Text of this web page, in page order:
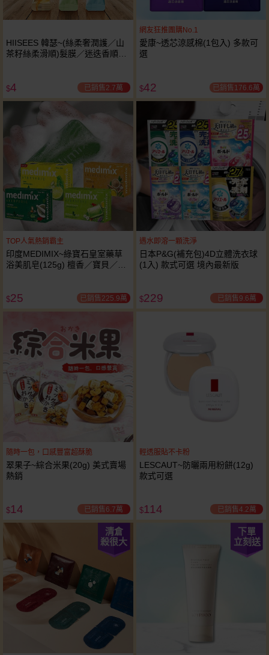
HIISEES 韓瑟~(絲柔奢潤護／山
茶籽絲柔滑順)髮膜／迷迭香順滑
$4 已銷售2.7萬
網友狂推團購No.1
愛康~透芯涼感棉(1包入) 多款可
選
$42 已銷售176.6萬
TOP人氣熱銷霸主
印度MEDIMIX~綠寶石皇室藥草
浴美肌皂(125g) 檀香／寶貝／草
$25 已銷售225.9萬
遇水即溶一顆洗淨
日本P&G(補充包)4D立體洗衣球
(1入) 款式可選 境內最新版
$229 已銷售9.6萬
隨時一包，口感豐富超酥脆
翠果子~綜合米果(20g) 美式賣場
熱銷
$14 已銷售6.7萬
輕透服貼不卡粉
LESCAUT~防曬兩用粉餅(12g)
款式可選
$114 已銷售4.2萬
清倉
殺很大
下單
立刻送